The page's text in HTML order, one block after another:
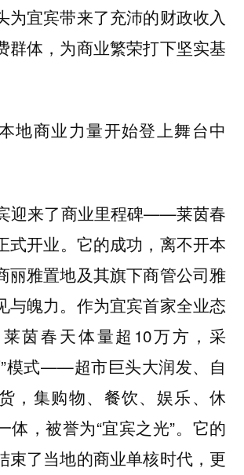
为宜宾带来了充沛的财政收入
群体，为商业繁荣打下坚实基
地商业力量开始登上舞台中
迎来了商业里程碑——莱茵春
式开业。它的成功，离不开本
丽雅置地及其旗下商管公司雅
与魄力。作为宜宾首家全业态
茵春天体量超10万方，采
”模式——超市巨头大润发、自
，集购物、餐饮、娱乐、休
体，被誉为“宜宾之光”。它的
束了当地的商业单核时代，更